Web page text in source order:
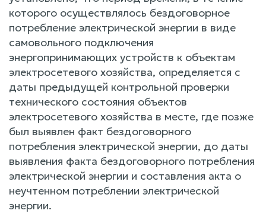
которого осуществлялось бездоговорное
потребление электрической энергии в виде
самовольного подключения
энергопринимающих устройств к объектам
электросетевого хозяйства, определяется с
даты предыдущей контрольной проверки
технического состояния объектов
электросетевого хозяйства в месте, где позже
был выявлен факт бездоговорного
потребления электрической энергии, до даты
выявления факта бездоговорного потребления
электрической энергии и составления акта о
неучтенном потреблении электрической
энергии.